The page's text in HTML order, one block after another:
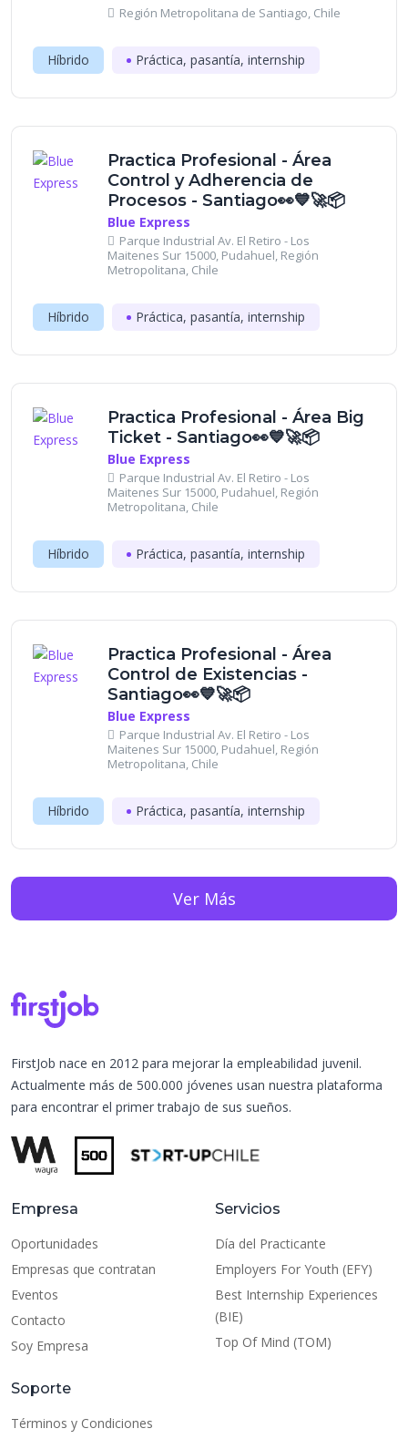
Región Metropolitana de Santiago, Chile
Híbrido Práctica, pasantía, internship
Practica Profesional - Área
Control y Adherencia de
Procesos - Santiago👀💙🚀📦
Blue Express
Parque Industrial Av. El Retiro - Los
Maitenes Sur 15000, Pudahuel, Región
Metropolitana, Chile
Híbrido Práctica, pasantía, internship
Practica Profesional - Área Big
Ticket - Santiago👀💙🚀📦
Blue Express
Parque Industrial Av. El Retiro - Los
Maitenes Sur 15000, Pudahuel, Región
Metropolitana, Chile
Híbrido Práctica, pasantía, internship
Practica Profesional - Área
Control de Existencias -
Santiago👀💙🚀📦
Blue Express
Parque Industrial Av. El Retiro - Los
Maitenes Sur 15000, Pudahuel, Región
Metropolitana, Chile
Híbrido Práctica, pasantía, internship
Ver Más
FirstJob nace en 2012 para mejorar la empleabilidad juvenil.
Actualmente más de 500.000 jóvenes usan nuestra plataforma
para encontrar el primer trabajo de sus sueños.
Empresa
Oportunidades
Empresas que contratan
Eventos
Contacto
Soy Empresa
Servicios
Día del Practicante
Employers For Youth (EFY)
Best Internship Experiences
(BIE)
Top Of Mind (TOM)
Soporte
Términos y Condiciones